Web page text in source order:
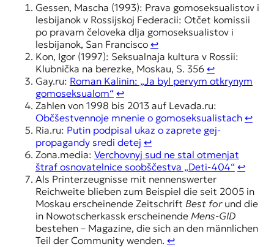
Gessen, Mascha (1993): Prava gomoseksualistov i
lesbijanok v Rossijskoj Federacii: Otčet komissii
po pravam čeloveka dlja gomoseksualistov i
lesbijanok, San Francisco ↩︎
Kon, Igor (1997): Seksualnaja kultura v Rossii:
Klubnička na berezke, Moskau, S. 356 ↩︎
Gay.ru: Roman Kalinin: „Ja byl pervym otkrynym
gomoseksualom“ ↩︎
Zahlen von 1998 bis 2013 auf Levada.ru:
Občšestvennoje mnenie o gomoseksualistach ↩︎
Ria.ru: Putin podpisal ukaz o zaprete gej-
propagandy sredi detej ↩︎
Zona.media: Verchovnyj sud ne stal otmenjat
štraf osnovatelnice soobščestva „Deti-404“ ↩︎
Als Printerzeugnisse mit nennenswerter
Reichweite blieben zum Beispiel die seit 2005 in
Moskau erscheinende Zeitschrift Best forund die
in Nowotscherkassk erscheinende Mens-GID
bestehen – Magazine, die sich an den männlichen
Teil der Community wenden. ↩︎